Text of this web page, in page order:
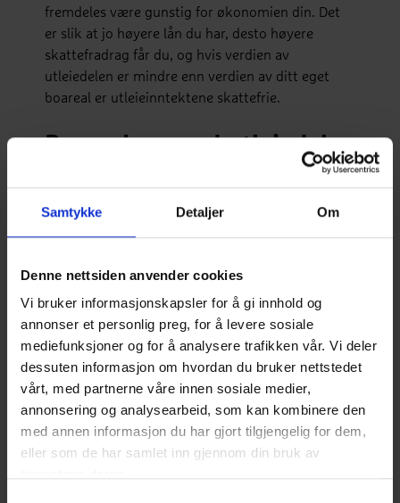
Samtykke Detaljer Om
Denne nettsiden anvender cookies
Vi bruker informasjonskapsler for å gi innhold og
annonser et personlig preg, for å levere sosiale
mediefunksjoner og for å analysere trafikken vår. Vi deler
dessuten informasjon om hvordan du bruker nettstedet
vårt, med partnerne våre innen sosiale medier,
annonsering og analysearbeid, som kan kombinere den
med annen informasjon du har gjort tilgjengelig for dem,
eller som de har samlet inn gjennom din bruk av
fremdeles være gunstig for økonomien din. Det
er slik at jo høyere lån du har, desto høyere
skattefradrag får du, og hvis verdien av
utleiedelen er mindre enn verdien av ditt eget
boareal er utleieinntektene skattefrie.
Bygge hus med utleiedel
Det er som nevnt mange økonomiske fordeler
ved å bygge hus med en utleieenhet, men det er
en del forutsetninger du må ta hensyn til.
Beliggenhet er kanskje det aller viktigste. Skal du
finne leietaker eller er det ikke marked for det?
Det vil også være lurt å sjekke hvilke leiepriser
som er vanlig i området, slik at du har en oversikt
over hvor mye du eventuelt kan forvente å få i
leieinntekt. Boligkonsulenten din vil gjøre en
vurdering sammen med deg på hva
investeringskostnaden til være kontra forventet
leieinntekt.